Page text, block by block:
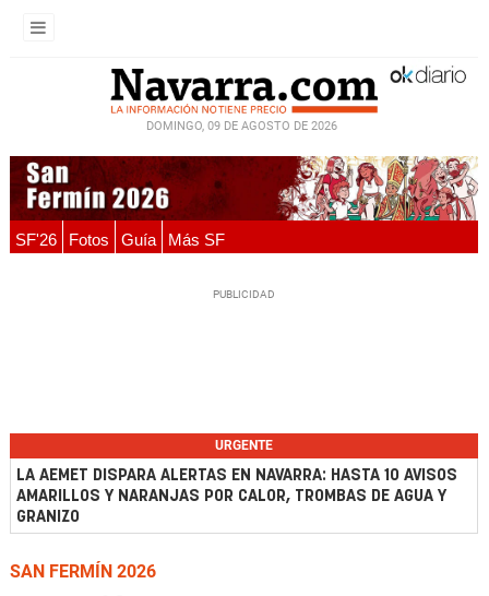
DOMINGO, 09 DE AGOSTO DE 2026
SF'26 Fotos Guía Más SF
URGENTE
LA AEMET DISPARA ALERTAS EN NAVARRA: HASTA 10 AVISOS
AMARILLOS Y NARANJAS POR CALOR, TROMBAS DE AGUA Y
GRANIZO
SAN FERMÍN 2026